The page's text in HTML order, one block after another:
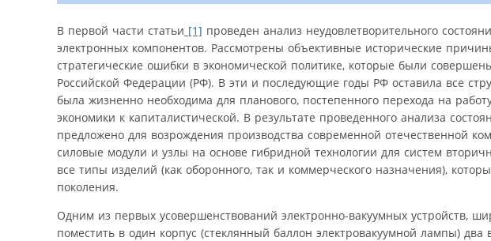
В первой части статьи [1] проведен анализ неудовлетворительного
электронных компонентов. Рассмотрены объективные исторические
стратегические ошибки в экономической политике, которые были
Российской Федерации (РФ). В эти и последующие годы РФ оставила все
была жизненно необходима для планового, постепенного перехода на
экономики к капиталистической. В результате проведенного анализа
предложено для возрождения производства современной отечественной
силовые модули и узлы на основе гибридной технологии для систем
все типы изделий (как оборонного, так и коммерческого назначения),
поколения.
Одним из первых усовершенствований электронно-вакуумных устройств,
поместить в один корпус (стеклянный баллон электровакуумной лампы)